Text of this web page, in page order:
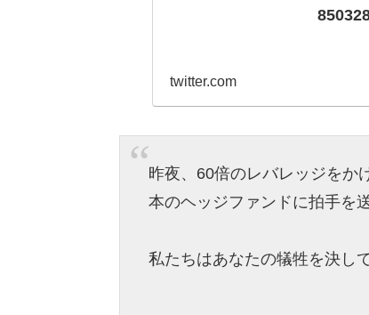
twitter.com
昨夜、60倍のレバレッジをか
本のヘッジファンドに拍手を
私たちはあなたの犠牲を決し